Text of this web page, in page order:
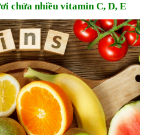
chứa nhiều vitamin C, D, E